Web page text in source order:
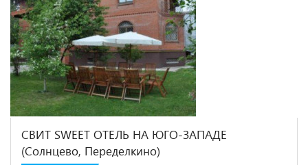
СВИТ SWEET ОТЕЛЬ НА ЮГО-ЗАПАДЕ
(Солнцево, Переделкино)